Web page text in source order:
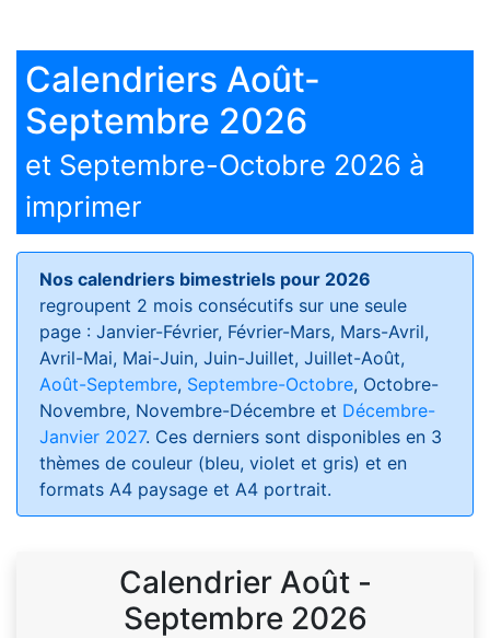
Calendriers Août-
Septembre 2026
et Septembre-Octobre 2026 à
imprimer
Nos calendriers bimestriels pour 2026
regroupent 2 mois consécutifs sur une seule
page : Janvier-Février, Février-Mars, Mars-Avril,
Avril-Mai, Mai-Juin, Juin-Juillet, Juillet-Août,
Août-Septembre, Septembre-Octobre, Octobre-
Novembre, Novembre-Décembre et Décembre-
Janvier 2027. Ces derniers sont disponibles en 3
thèmes de couleur (bleu, violet et gris) et en
formats A4 paysage et A4 portrait.
Calendrier Août -
Septembre 2026